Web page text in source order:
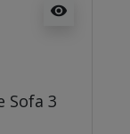
visibility
Sofa 3